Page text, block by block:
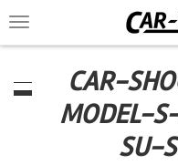
Toggle
navigation
CAR-
MODEL-
SU-